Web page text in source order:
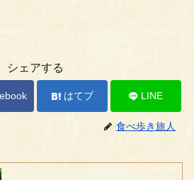
シェアする
はてブ LINE
食べ歩き旅人